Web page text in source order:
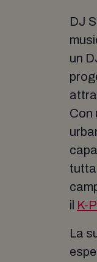
DJ
un
Con
tutta
il K-
La